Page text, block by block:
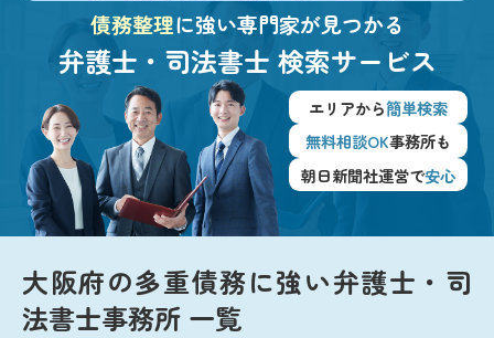
債務整理に強い専門家が見つかる
弁護士・司法書士 検索サービス
エリアから簡単検索
無料相談OK事務所も
朝日新聞社運営で安心
大阪府の多重債務に強い弁護士・司
法書士事務所 一覧